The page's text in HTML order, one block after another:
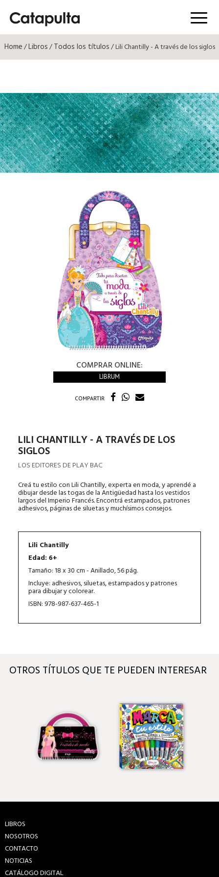
Menú
Home/Libros/Todos los títulos/ Lili Chantilly - A través de los siglos
COMPRAR ONLINE:
LIBRUM
COMPARTIR
LILI CHANTILLY - A TRAVÉS DE LOS
SIGLOS
LOS EDITORES DE PLAY BAC
Creá tu estilo con Lili Chantilly, experta en moda, y aprendé a
dibujar desde las togas de la Antigüedad hasta los vestidos
largos del Imperio Francés. Encontrá estampados, patrones
adhesivos, páginas de siluetas y muchísimos consejos.
Lili Chantilly
Edad: 6+
Tamaño: 18 x 30 cm - Anillado, 56 pág.
Incluye: adhesivos, siluetas, estampados y patrones
para dibujar y colorear.
ISBN: 978-987-637-465-1
OTROS TÍTULOS QUE TE PUEDEN INTERESAR
LIBROS
NOSOTROS
CONTACTO
NOTICIAS
CATÁLOGO DIGITAL